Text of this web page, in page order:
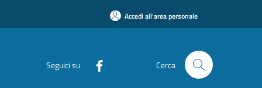
Accedi all'area personale
Seguici su Cerca